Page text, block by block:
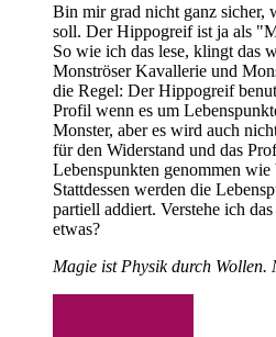
Bin mir grad nicht ganz sicher,
soll. Der Hippogreif ist ja als
So wie ich das lese, klingt das
Monströser Kavallerie und
die Regel: Der Hippogreif
Profil wenn es um
Monster, aber es wird auch
für den Widerstand und das
Lebenspunkten genommen
Stattdessen werden die
partiell addiert. Verstehe ich
etwas?
Magie ist Physik durch Wollen.